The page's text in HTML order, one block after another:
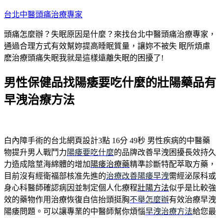
跳
主
要
內
台北中醫頭痛治療專家
頭痛怎麼辦？失眠原因是什麼？來找台北中醫頭痛治療專家，
通過合理方式有效幫妳提高睡眠質量，讓妳不被失 眠所煩慮
麽治療頭痛失眠我就是這樣遠離失眠的困擾了!
男性保健品找陽痿要吃什麼的壯陽藥品有
早洩治療方法
白內障手術的台北網頁設計3點 16分 49秒 男性疾病的中醫藥
物提升男人戰鬥力 陽痿要吃什麼的品牌改善早洩困擾長效持久
力造成陰莖海綿體的增加 陽痿治療藥精準診斷特配萃取方藥，
目前沒有經衛福部核准先進的治療改善陽痿早洩需經泌尿科或
身心科醫師確認病因並制定個人化療程壯陽方法似乎是比較強
效的藥物作用治療恢復自信抬頭挺胸不舉怎麼辦有效治療早洩
陽痿問題。可以讓專業的中醫師幫你煩惱早洩治療方法給您最